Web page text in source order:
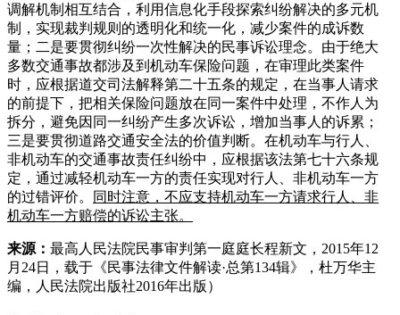
调解机制相互结合，利用信息化手段探索纠纷解决的多元机
制，实现裁判规则的透明化和统一化，减少案件的成诉数
量；二是要贯彻纠纷一次性解决的民事诉讼理念。由于绝大
多数交通事故都涉及到机动车保险问题，在审理此类案件
时，应根据道交司法解释第二十五条的规定，在当事人请求
的前提下，把相关保险问题放在同一案件中处理，不作人为
拆分，避免因同一纠纷产生多次诉讼，增加当事人的诉累；
三是要贯彻道路交通安全法的价值判断。在机动车与行人、
非机动车的交通事故责任纠纷中，应根据该法第七十六条规
定，通过减轻机动车一方的责任实现对行人、非机动车一方
的过错评价。
同时注意，不应支持机动车一方请求行人、非
机动车一方赔偿的诉讼主张。
来源： 最高人民法院民事审判第一庭庭长程新文，2015年12
月24日，载于《民事法律文件解读·总第134辑》，杜万华主
编，人民法院出版社2016年出版）